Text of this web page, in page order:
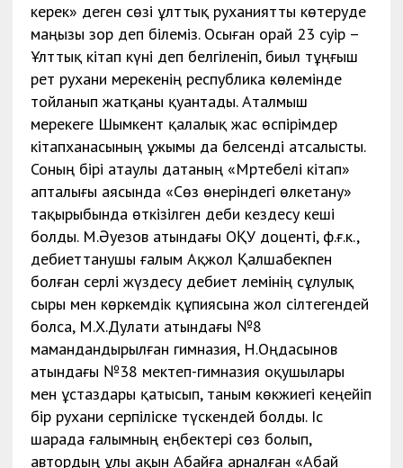
керек» деген сөзі ұлттық руханиятты көтеруде
маңызы зор деп білеміз. Осыған орай 23 сәуір –
Ұлттық кітап күні деп белгіленіп, биыл тұңғыш
рет рухани мерекенің республика көлемінде
тойланып жатқаны қуантады. Аталмыш
мерекеге Шымкент қалалық жас өспірімдер
кітапханасының ұжымы да белсенді атсалысты.
Соның бірі атаулы датаның «Мәртебелі кітап»
апталығы аясында «Сөз өнеріндегі өлкетану»
тақырыбында өткізілген әдеби кездесу кеші
болды. М.Әуезов атындағы ОҚУ доценті, ф.ғ.к.,
әдебиеттанушы ғалым Ақжол Қалшабекпен
болған әсерлі жүздесу әдебиет әлемінің сұлулық
сыры мен көркемдік құпиясына жол сілтегендей
болса, М.Х.Дулати атындағы №8
мамандандырылған гимназия, Н.Оңдасынов
атындағы №38 мектеп-гимназия оқушылары
мен ұстаздары қатысып, таным көкжиегі кеңейіп
бір рухани серпіліске түскендей болды. Іс
шарада ғалымның еңбектері сөз болып,
автордың ұлы ақын Абайға арналған «Абай